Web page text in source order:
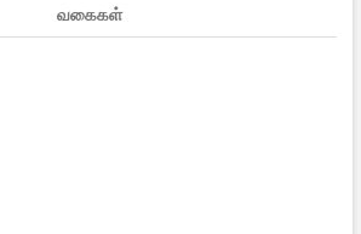
வகைகள்